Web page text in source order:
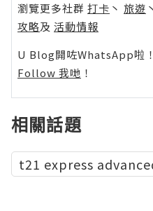
瀏覽更多社群 打卡 丶 旅遊 丶
攻略及 活動情報
U Blog開咗WhatsApp啦
Follow 我哋 ！
相關話題
t21 express